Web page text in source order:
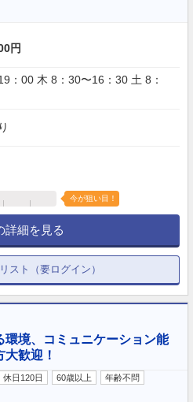
円
：00 木 8：30〜16：30 土 8：
今が狙い目！
詳細を見る
スト（要ログイン）
境、コミュニケーション能
歓迎！
休日120日 60歳以上
年齢不問